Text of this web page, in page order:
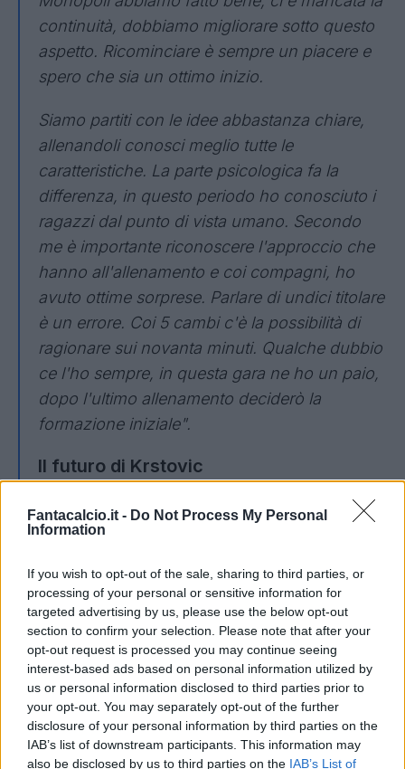
Fantacalcio.it - Do Not Process My Personal
Information
If you wish to opt-out of the sale, sharing to third parties, or
processing of your personal or sensitive information for
targeted advertising by us, please use the below opt-out
section to confirm your selection. Please note that after your
opt-out request is processed you may continue seeing
interest-based ads based on personal information utilized by
us or personal information disclosed to third parties prior to
your opt-out. You may separately opt-out of the further
disclosure of your personal information by third parties on the
IAB’s list of downstream participants. This information may
also be disclosed by us to third parties on the IAB’s List of
continuità, dobbiamo migliorare sotto questo
aspetto. Ricominciare è sempre un piacere e
spero che sia un ottimo inizio.
Siamo partiti con le idee abbastanza chiare,
allenandoli conosci meglio tutte le
caratteristiche. La parte psicologica fa la
differenza, in questo periodo ho conosciuto i
ragazzi dal punto di vista umano. Secondo
me è importante riconoscere l'approccio che
hanno all'allenamento e coi compagni, ho
avuto ottime sorprese. Parlare di undici titolare
è un errore. Coi 5 cambi c'è la possibilità di
ragionare sui novanta minuti. Qualche dubbio
ce l'ho sempre, in questa gara ne ho un paio,
dopo l'ultimo allenamento deciderò la
formazione iniziale".
Il futuro di Krstovic
"La situazione è stata più volte palesata, è a
conoscenza di tutti. Questo non significa che
primo minuto. Sappiamo benissimo che il
mercato può andare in determinate direzioni.
Attualmente è un nostro calciatore, lo
valutiamo per partire dall'inizio in questa
partita e in campionato. Di Camarda non
posso che parlare bene, dimostra di avere
un'età differente. Chiaramente deve
migliorare, ma vedo grandi potenzialità. Sono